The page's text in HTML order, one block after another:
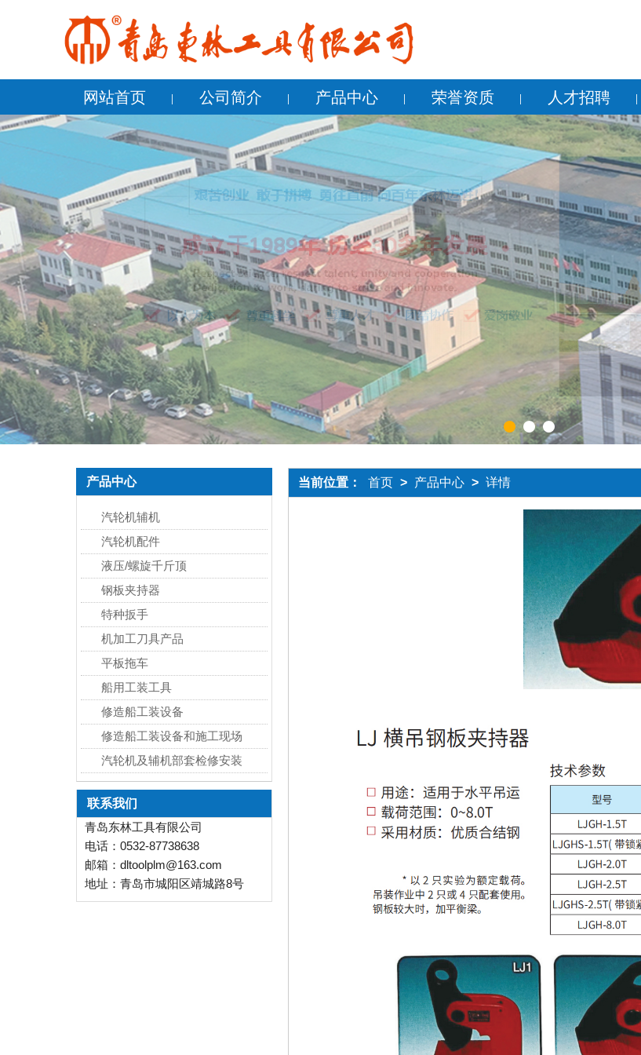
网站首页 公司简介
公司简介
企业文化
产品中心 荣誉资质 人才招聘
1 2 3
产品中心
汽轮机辅机
汽轮机配件
液压/螺旋千斤顶
钢板夹持器
特种扳手
机加工刀具产品
平板拖车
船用工装工具
修造船工装设备
修造船工装设备和施工现场
汽轮机及辅机部套检修安装
联系我们
青岛东林工具有限公司
电话：0532-87738638
邮箱：dltoolplm@163.com
地址：青岛市城阳区靖城路8号
当前位置： 首页 > 产品中心 > 详情